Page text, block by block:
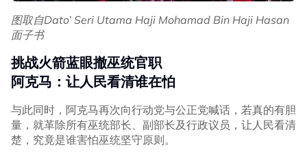
图取自Dato’ Seri Utama Haji Mohamad Bin Haji Hasan
面子书
挑战火箭蓝眼撤巫统官职
阿克马：让人民看清谁在怕
与此同时，阿克马再次向行动党与公正党喊话，若真的有胆
量，就革除所有巫统部长、副部长及行政议员，让人民看清
楚，究竟是谁害怕巫统坚守原则。